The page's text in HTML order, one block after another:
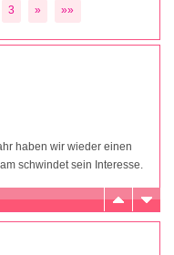
3 » »»
haben wir wieder einen
schwindet sein Interesse.